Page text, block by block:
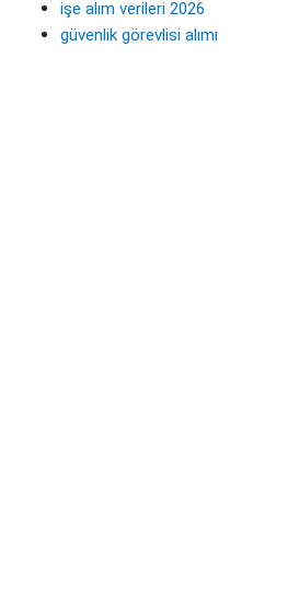
işe alım verileri 2026
güvenlik görevlisi alımı